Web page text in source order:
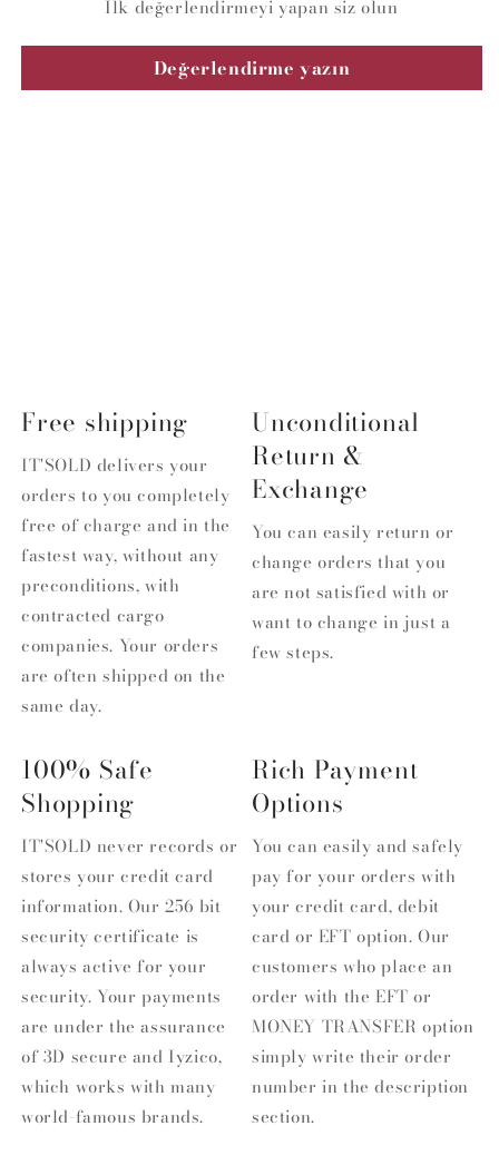
İlk değerlendirmeyi yapan siz olun
Değerlendirme yazın
Free shipping
IT'SOLD delivers your
orders to you completely
free of charge and in the
fastest way, without any
preconditions, with
contracted cargo
companies. Your orders
are often shipped on the
same day.
Unconditional
Return &
Exchange
You can easily return or
change orders that you
are not satisfied with or
want to change in just a
few steps.
100% Safe
Shopping
IT'SOLD never records or
stores your credit card
information. Our 256 bit
security certificate is
always active for your
security. Your payments
are under the assurance
of 3D secure and Iyzico,
which works with many
world-famous brands.
Rich Payment
Options
You can easily and safely
pay for your orders with
your credit card, debit
card or EFT option. Our
customers who place an
order with the EFT or
MONEY TRANSFER option
simply write their order
number in the description
section.